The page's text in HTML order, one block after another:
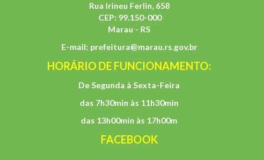
Rua Irineu Ferlin, 658
CEP: 99.150-000
Marau - RS
E-mail: prefeitura@marau.rs.gov.br
HORÁRIO DE FUNCIONAMENTO:
De Segunda à Sexta-Feira
das 7h30min às 11h30min
das 13h00min às 17h00m
FACEBOOK